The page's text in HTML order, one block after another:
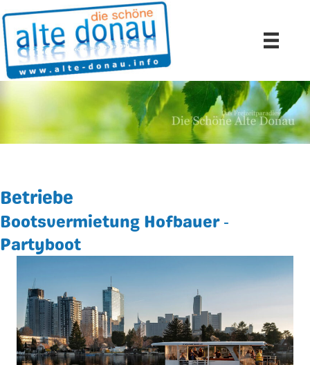
Betriebe
Bootsvermietung Hofbauer ‑
Partyboot